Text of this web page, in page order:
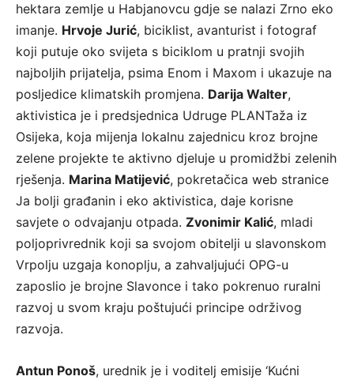
hektara zemlje u Habjanovcu gdje se nalazi Zrno eko
imanje. Hrvoje Jurić, biciklist, avanturist i fotograf
koji putuje oko svijeta s biciklom u pratnji svojih
najboljih prijatelja, psima Enom i Maxom i ukazuje na
posljedice klimatskih promjena. Darija Walter,
aktivistica je i predsjednica Udruge PLANTaža iz
Osijeka, koja mijenja lokalnu zajednicu kroz brojne
zelene projekte te aktivno djeluje u promidžbi zelenih
rješenja. Marina Matijević, pokretačica web stranice
Ja bolji građanin i eko aktivistica, daje korisne
savjete o odvajanju otpada. Zvonimir Kalić, mladi
poljoprivrednik koji sa svojom obitelji u slavonskom
Vrpolju uzgaja konoplju, a zahvaljujući OPG-u
zaposlio je brojne Slavonce i tako pokrenuo ruralni
razvoj u svom kraju poštujući principe održivog
razvoja.
Antun Ponoš, urednik je i voditelj emisije ‘Kućni